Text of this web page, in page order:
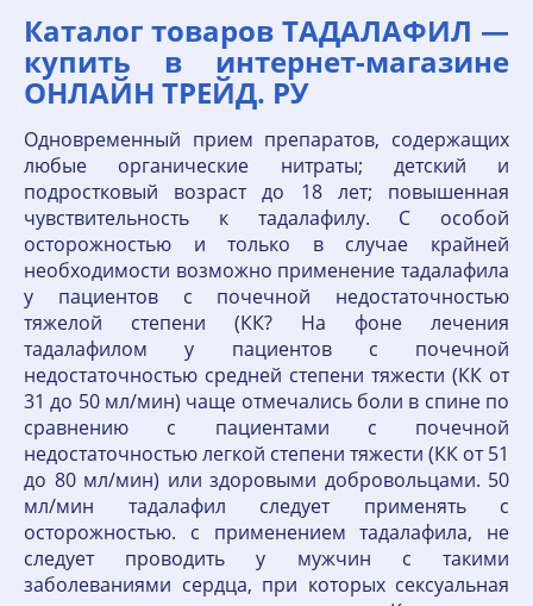
Каталог товаров ТАДАЛАФИЛ —
купить в интернет-магазине
ОНЛАЙН ТРЕЙД. РУ
Одновременный прием препаратов, содержащих
любые органические нитраты; детский и
подростковый возраст до 18 лет; повышенная
чувствительность к тадалафилу. С особой
осторожностью и только в случае крайней
необходимости возможно применение тадалафила
у пациентов с почечной недостаточностью
тяжелой степени (КК? На фоне лечения
тадалафилом у пациентов с почечной
недостаточностью средней степени тяжести (КК от
31 до 50 мл/мин) чаще отмечались боли в спине по
сравнению с пациентами с почечной
недостаточностью легкой степени тяжести (КК от 51
до 80 мл/мин) или здоровыми добровольцами. 50
мл/мин тадалафил следует применять с
осторожностью. с применением тадалафила, не
следует проводить у мужчин с такими
заболеваниями сердца, при которых сексуальная